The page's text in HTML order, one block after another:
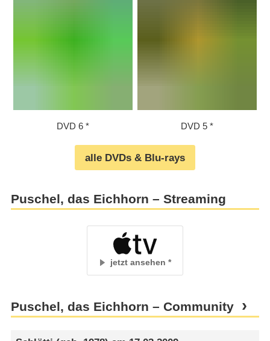
DVD 6 DVD 5
alle DVDs & Blu-rays
Puschel, das Eichhorn – Streaming
jetzt ansehen
Puschel, das Eichhorn – Community